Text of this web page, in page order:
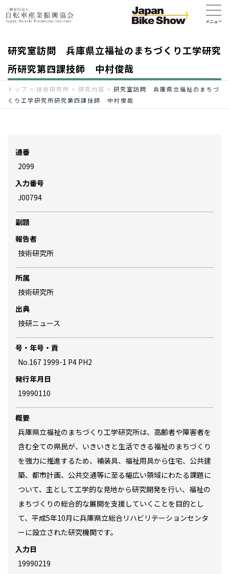
研究室訪問 兵庫県立福祉のまちづくり工学研究
所研究第四課技師 中村俊哉
トップ > 技術研究所 > 研究内容 > 研究室訪問 兵庫県立福祉のまちづ
くり工学研究所研究第四課技師 中村俊哉
通番
2099
入力番号
J00794
副題
報告者
技術研究所
所属
技術研究所
出典
技研ニュース
号・年号・貢
No.167 1999-1 P4 PH2
発行年月日
19990110
概要
兵庫県立福祉のまちづくり工学研究所は、高齢者や障害者を
含む全ての県民が、いきいきと生活できる福祉のまちづくり
を強力に推進するため、補装具、福祉用具から住宅、公共建
築、都市計画、公共交通等に至る幅広い領域にわたる課題に
ついて、主として工学的な見地から研究開発を行い、福祉の
まちづくりの総合的な展開を支援していくことを目的とし
て、平成5年10月に兵庫県立総合リハビリテーションセンタ
ーに設立された研究機関です。
入力日
19990219